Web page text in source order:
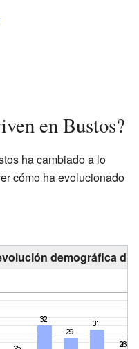
en Bustos?
ha cambiado a lo
cómo ha evolucionado
demográfica de